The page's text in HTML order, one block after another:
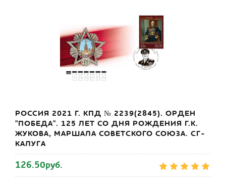
РОССИЯ 2021 Г. КПД № 2239(2845). ОРДЕН
"ПОБЕДА". 125 ЛЕТ СО ДНЯ РОЖДЕНИЯ Г.К.
ЖУКОВА, МАРШАЛА СОВЕТСКОГО СОЮЗА. СГ-
КАЛУГА
126.50руб.